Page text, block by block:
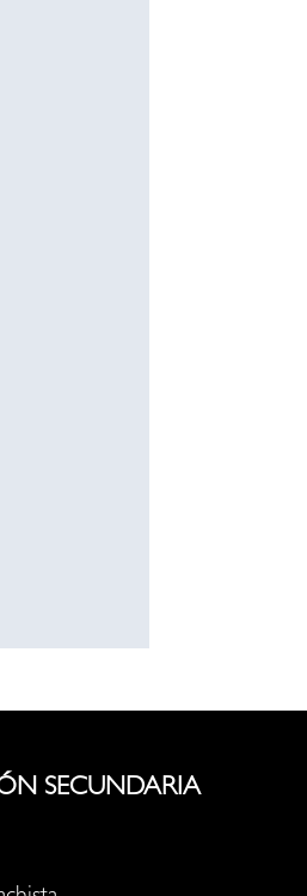
SECUNDARIA